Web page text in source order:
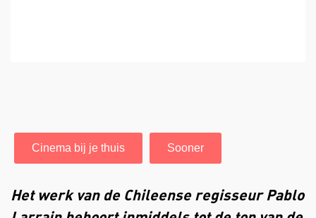
Cinema bij je thuis Sooner
Het werk van de Chileense regisseur Pablo